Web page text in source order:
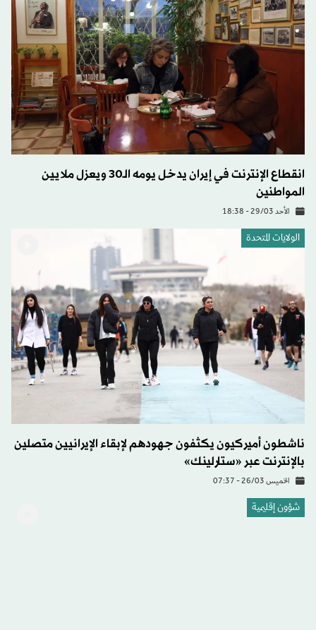
انقطاع الإنترنت في إيران يدخل يومه الـ30 ويعزل ملايين
المواطنين
الأحد 29/03 - 18:38
الولايات المتحدة​
ناشطون أميركيون يكثفون جهودهم لإبقاء الإيرانيين متصلين
بالإنترنت عبر «ستارلينك»
الخميس 26/03 - 07:37
شؤون إقليمية